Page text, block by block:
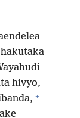
hivyo,
+